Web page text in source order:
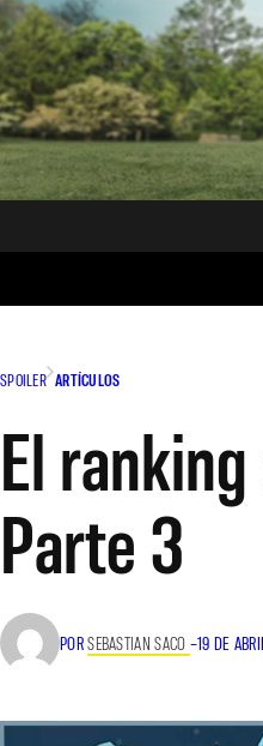
SPOILER ARTÍCULOS
El
Parte 3
PORSEBASTIAN SACO –19 DE